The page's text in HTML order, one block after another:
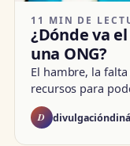
11 MIN DE
¿Dónde va
una ONG?
El hambre, la
recursos para
D